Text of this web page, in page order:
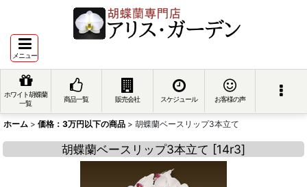
メニュー
ホワイト胡蝶蘭
一覧
商品一覧 販売会社 スケジュール お客様の声
ホーム > 価格：3万円以下の商品 > 胡蝶蘭ベースリップ3本立て
胡蝶蘭ベースリップ3本立て [14r3]